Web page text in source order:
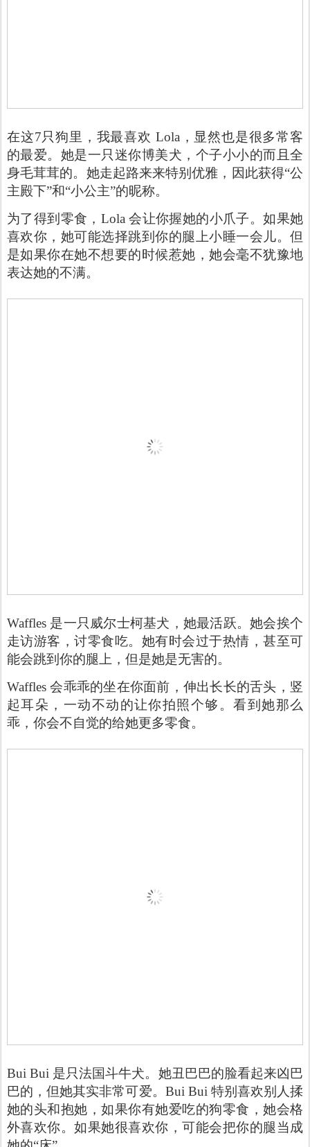
在这7只狗里，我最喜欢 Lola，显然也是很多常客
的最爱。她是一只迷你博美犬，个子小小的而且全
身毛茸茸的。她走起路来来特别优雅，因此获得“公
主殿下”和“小公主”的昵称。
为了得到零食，Lola 会让你握她的小爪子。如果她
喜欢你，她可能选择跳到你的腿上小睡一会儿。但
是如果你在她不想要的时候惹她，她会毫不犹豫地
表达她的不满。
Waffles 是一只威尔士柯基犬，她最活跃。她会挨个
走访游客，讨零食吃。她有时会过于热情，甚至可
能会跳到你的腿上，但是她是无害的。
Waffles 会乖乖的坐在你面前，伸出长长的舌头，竖
起耳朵，一动不动的让你拍照个够。看到她那么
乖，你会不自觉的给她更多零食。
Bui Bui 是只法国斗牛犬。她丑巴巴的脸看起来凶巴
巴的，但她其实非常可爱。Bui Bui 特别喜欢别人揉
她的头和抱她，如果你有她爱吃的狗零食，她会格
外喜欢你。如果她很喜欢你，可能会把你的腿当成